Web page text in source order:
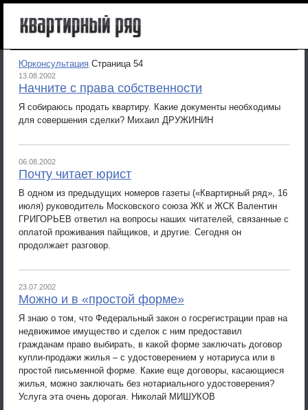
Юрконсультация Страница 54
13.08.2002
Начните с права собственности
Я собираюсь продать квартиру. Какие документы необходимы
для совершения сделки? Михаил ДРУЖИНИН
06.08.2002
Почту читает юрист
В одном из предыдущих номеров газеты («Квартирный ряд», 16
июля) руководитель Московского союза ЖК и ЖСК Валентин
ГРИГОРЬЕВ ответил на вопросы наших читателей, связанные с
оплатой проживания пайщиков, и другие. Сегодня он
продолжает разговор.
23.07.2002
Можно и в «простой форме»
Я знаю о том, что Федеральный закон о госрегистрации прав на
недвижимое имущество и сделок с ним предоставил
гражданам право выбирать, в какой форме заключать договор
купли-продажи жилья – с удостоверением у нотариуса или в
простой письменной форме. Какие еще договоры, касающиеся
жилья, можно заключать без нотариального удостоверения?
Услуга эта очень дорогая. Николай МИШУКОВ